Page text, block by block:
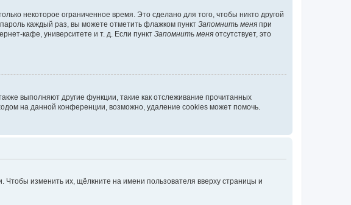
некоторое ограниченное время. Это сделано для того, чтобы никто другой
каждый раз, вы можете отметить флажком пункт Запомнить меня при
кафе, университете и т. д. Если пункт Запомнить меня отсутствует, это
выполняют другие функции, такие как отслеживание прочитанных
на данной конференции, возможно, удаление cookies может помочь.
изменить их, щёлкните на имени пользователя вверху страницы и